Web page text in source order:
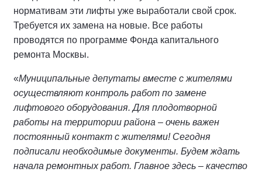
нормативам эти лифты уже выработали свой срок.
Требуется их замена на новые. Все работы
проводятся по программе Фонда капитального
ремонта Москвы.
«Муниципальные депутаты вместе с жителями
осуществляют контроль работ по замене
лифтового оборудования. Для плодотворной
работы на территории района – очень важен
постоянный контакт с жителями! Сегодня
подписали необходимые документы. Будем ждать
начала ремонтных работ. Главное здесь – качество